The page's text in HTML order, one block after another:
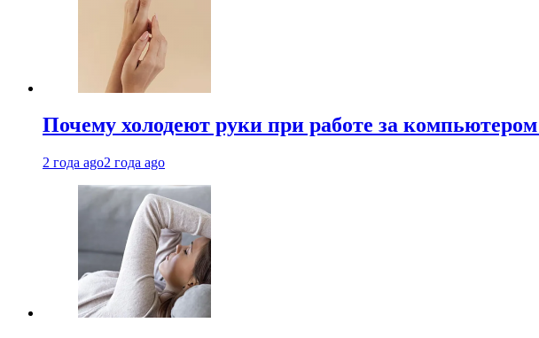
Почему холодеют руки при работе за компьютером
2 года ago2 года ago